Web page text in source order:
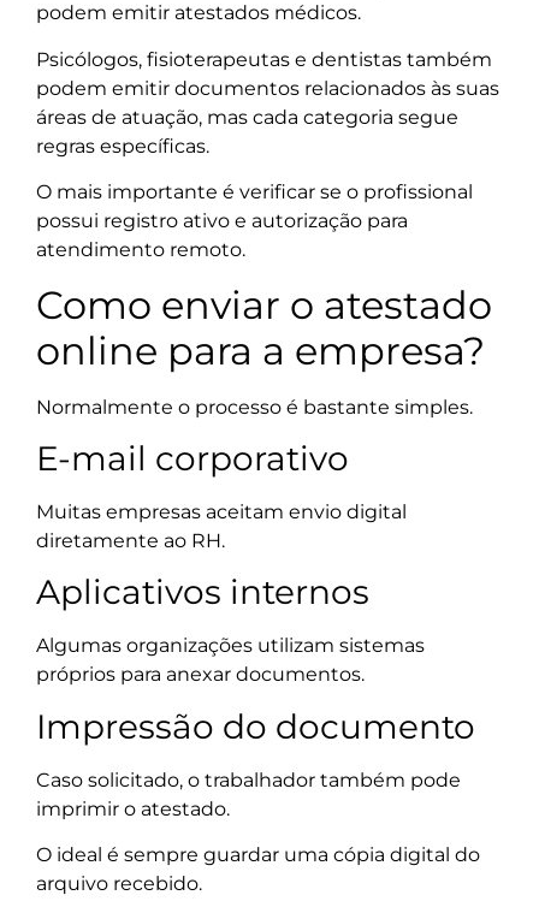
podem emitir atestados médicos.
Psicólogos, fisioterapeutas e dentistas também
podem emitir documentos relacionados às suas
áreas de atuação, mas cada categoria segue
regras específicas.
O mais importante é verificar se o profissional
possui registro ativo e autorização para
atendimento remoto.
Como enviar o atestado
online para a empresa?
Normalmente o processo é bastante simples.
E-mail corporativo
Muitas empresas aceitam envio digital
diretamente ao RH.
Aplicativos internos
Algumas organizações utilizam sistemas
próprios para anexar documentos.
Impressão do documento
Caso solicitado, o trabalhador também pode
imprimir o atestado.
O ideal é sempre guardar uma cópia digital do
arquivo recebido.